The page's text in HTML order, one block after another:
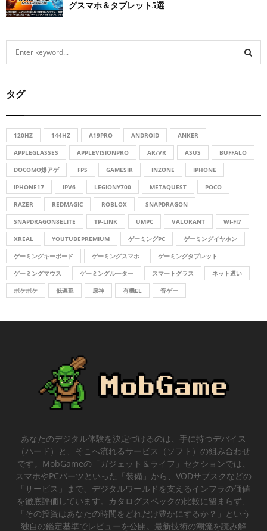
グスマホ＆タブレット5選
c
r
:
R
タグ
120HZ 144HZ A19PRO ANDROID ANKER
APPLEGLASSES APPLEVISIONPRO AR/VR ASUS BUFFALO
DOCOMO爆アゲ FPS GAMESIR INZONE IPHONE
IPHONE17 IPV6 LEGIONY700 METAQUEST POCO
RAZER REDMAGIC ROBLOX SNAPDRAGON
SNAPDRAGON8ELITE TP-LINK UMPC VALORANT WI-FI7
XREAL YOUTUBEPREMIUM ゲーミングPC ゲーミングイヤホン
ゲーミングキーボード ゲーミングスマホ ゲーミングタブレット
ゲーミングマウス ゲーミングルーター スマートグラス ネット遅い
ポケポケ 低遅延 原神 有機EL 音ゲー
あなたのデジタル体験を決定づけるのは、手に持つデバイス
（ハード）と、そこへ流れるサービス（ソフト）の組み合わせ
です。MobGameの「ガジェット＆ライフ」セクションでは、
スマホやPCパーツといった「装備」から、VODサブスクなどの
「サービス」まで、デジタルワールドを支えるインフラの価値
を徹底評価しています。カタログスペックの比較に留まらず、
「その投資はあなたの時間をどれだけ豊かにするか？」という
独自の鑑定基準でレビューを公開。最新技術の潮流を読み解